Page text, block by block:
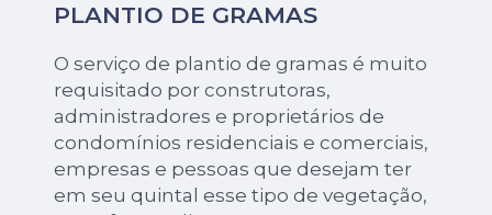
PLANTIO DE GRAMAS
O serviço de plantio de gramas é muito
requisitado por construtoras,
administradores e proprietários de
condomínios residenciais e comerciais,
empresas e pessoas que desejam ter
em seu quintal esse tipo de vegetação,